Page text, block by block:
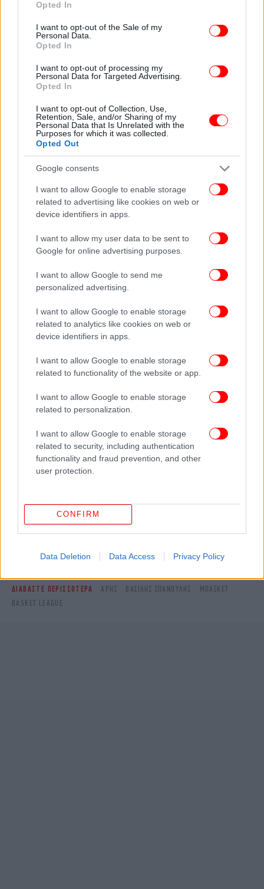
use your data for below specified purposes in below Google
consent section.
Opted In
I want to opt-out of the Sale of my
Personal Data.
Opted In
I want to opt-out of processing my
Personal Data for Targeted Advertising.
Opted In
I want to opt-out of Collection, Use,
Retention, Sale, and/or Sharing of my
Personal Data that Is Unrelated with the
Purposes for which it was collected.
Opted Out
Google consents
I want to allow Google to enable storage
related to advertising like cookies on web or
device identifiers in apps.
I want to allow my user data to be sent to
Google for online advertising purposes.
I want to allow Google to send me
personalized advertising.
I want to allow Google to enable storage
related to analytics like cookies on web or
device identifiers in apps.
I want to allow Google to enable storage
related to functionality of the website or app.
I want to allow Google to enable storage
related to personalization.
I want to allow Google to enable storage
related to security, including authentication
functionality and fraud prevention, and other
user protection.
CONFIRM
Data Deletion Data Access Privacy Policy
ΟΛΕΣ ΟΙ ΕΙΔΗΣΕΙΣ
Ολυμπιακός: Η μεγάλη επιστροφή του Φορτούνη είναι
το κομμάτι που έλειπε από το παζλ του Μεντιλίμπαρ
θα σημαίνει η κατάκτηση του τίτλου για Ολυμπιακό και
Παναθηναϊκό AKTOR
Ολυμπιακός: Ο Βαλμπουενά του 2026 λέγεται…
Κώστας Φορτούνης
ΠΕΡΙΣΣΟΤΕΡΑ ΒΙΝΤΕΟ
πρώτοι όλες τις ειδήσεις
Δείτε όλες τις τελευταίεςΕιδήσειςαπό την Ελλάδα και τον Κόσμο,
ΔΙΑΒΑΣΤΕ ΠΕΡΙΣΣΟΤΕΡΑ ΑΡΗΣ ΒΑΣΊΛΗΣ ΣΠΑΝΟΎΛΗΣ
ΜΠΆΣΚΕΤ
BASKET LEAGUE